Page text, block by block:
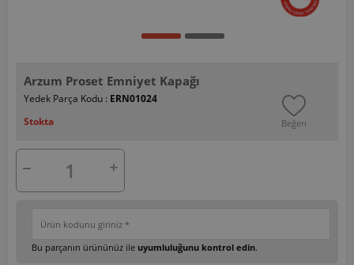
Arzum Proset Emniyet Kapağı
Yedek Parça Kodu : ERN01024
Stokta
Beğen
Bu parçanın ürününüz ile uyumluluğunu kontrol edin.